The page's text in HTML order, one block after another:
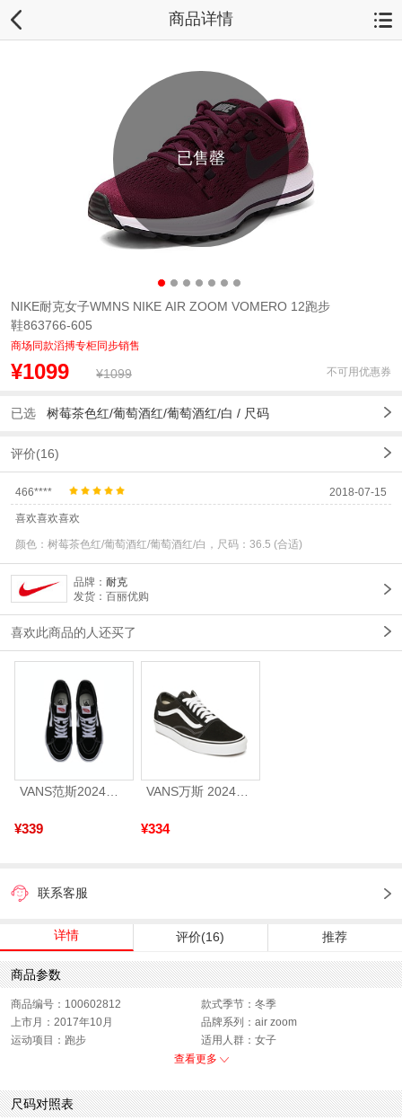
商品详情
已售罄
NIKE耐克女子WMNS NIKE AIR ZOOM VOMERO 12跑步
鞋863766-605
商场同款滔搏专柜同步销售
¥1099 ¥1099 不可用优惠券
已选 树莓茶色红/葡萄酒红/葡萄酒红/白 / 尺码
评价(16)
466**** 2018-07-15
喜欢喜欢喜欢
颜色：树莓茶色红/葡萄酒红/葡萄酒红/白，尺码：36.5 (合适)
品牌： 耐克
发货：百丽优购
喜欢此商品的人还买了
VANS范斯2024中性SK8-HiCL帆布鞋/硫化鞋VN000D5IB8C
¥339 ¥334
联系客服
详情 评价(16) 推荐
商品参数
商品编号：100602812
款式季节：冬季
上市月：2017年10月
品牌系列：air zoom
运动项目：跑步
适用人群：女子
适用场合：跑步
性别：女子
货品来源：招商
渠道划分：线下同步
鞋帮：低帮
查看更多
尺码对照表